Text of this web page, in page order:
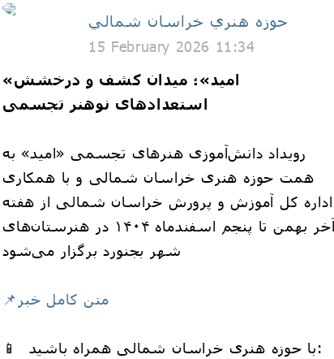
حوزه هنري خراسان شمالي
15 February 2026 11:34
«امید»؛ میدان کشف و درخشش
استعدادهای نوهنر تجسمی
رویداد دانش‌آموزی هنرهای تجسمی «امید» به
همت حوزه هنری خراسان شمالی و با همکاری
اداره کل آموزش و پرورش خراسان شمالی از هفته
آخر بهمن تا پنجم اسفندماه ۱۴۰۴ در هنرستان‌های
شهر بجنورد برگزار می‌شود
📌متن کامل خبر
📱 با حوزه هنری خراسان شمالی همراه باشید: